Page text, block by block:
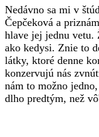
Nedávno sa mi v
Čepčeková a
hlave jej jednu vetu.
ako kedysi. Znie to
látky, ktoré denne
konzervujú nás
nám to možno
dlho predtým, než